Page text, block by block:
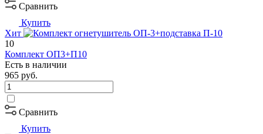
Сравнить
Купить
Хит
10
Комплект ОП3+П10
Есть в наличии
965 руб.
Сравнить
Купить